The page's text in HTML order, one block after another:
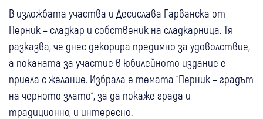
В изложбата участва и Десислава Гарванска от
Перник – сладкар и собственик на сладкарница. Тя
разказва, че днес декорира предимно за удоволствие,
а поканата за участие в юбилейното издание е
приела с желание. Избрала е темата “Перник – градът
на черното злато“, за да покаже града и
традиционно, и интересно.